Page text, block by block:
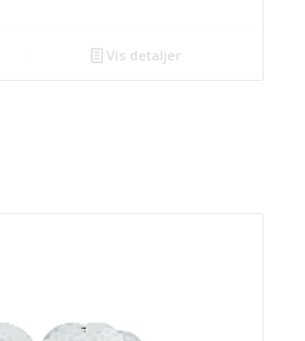
Vis detaljer